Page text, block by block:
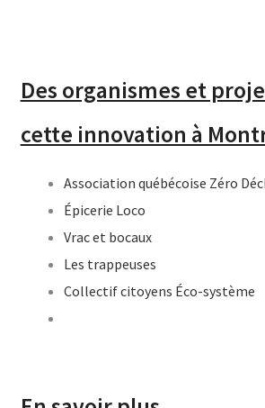
Des organismes et
cette innovation à
Association québécoise Zéro
Épicerie Loco
Vrac et bocaux
Les trappeuses
Collectif citoyens Éco-système